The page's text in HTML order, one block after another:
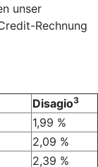
unser
Rechnung
Disagio3
1,99 %
2,09 %
2,39 %